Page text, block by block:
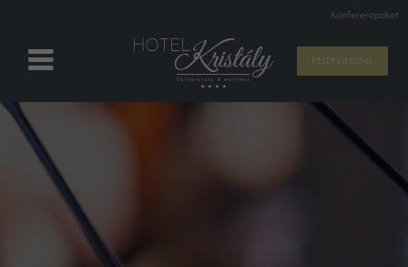
Konferenzpaket
RESERVIERUNG